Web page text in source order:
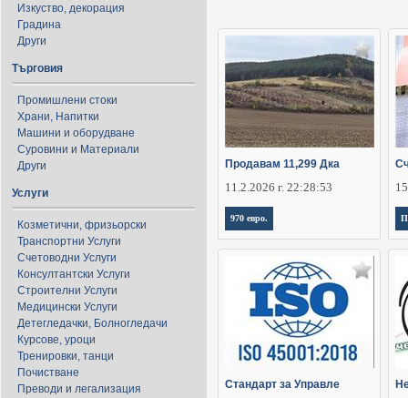
Изкуство, декорация
Градина
Други
Търговия
Промишлени стоки
Храни, Напитки
Машини и оборудване
Суровини и Материали
Други
Услуги
Козметични, фризьорски
Транспортни Услуги
Счетоводни Услуги
Консултантски Услуги
Строителни Услуги
Медицински Услуги
Детегледачки, Болногледачи
Курсове, уроци
Тренировки, танци
Почистване
Преводи и легализация
Продавам 11,299 Дка
11.2.2026 г. 22:28:53
970 евро.
Стандарт за Управле